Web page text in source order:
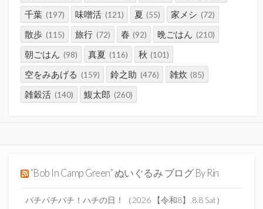
千葉 (197) 味噌活 (121) 夏 (55) 家メシ (72)
散歩 (115) 旅行 (72) 春 (92) 晩ごはん (210)
朝ごはん (98) 真夏 (116) 秋 (101)
空をみあげる (159) 鈴之助 (476) 雑炊 (85)
雑穀活 (140) 鰒太郎 (260)
“Bob In Camp Green” ぬいぐるみ ブログ By Rin
パチパチパチ！ハチの日！（2026 【令和8】.8.8 Sat）